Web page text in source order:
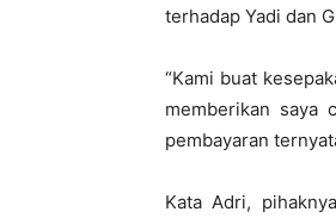
terhadap Yadi dan
“Kami buat
memberikan
pembayaran
Kata Adri,